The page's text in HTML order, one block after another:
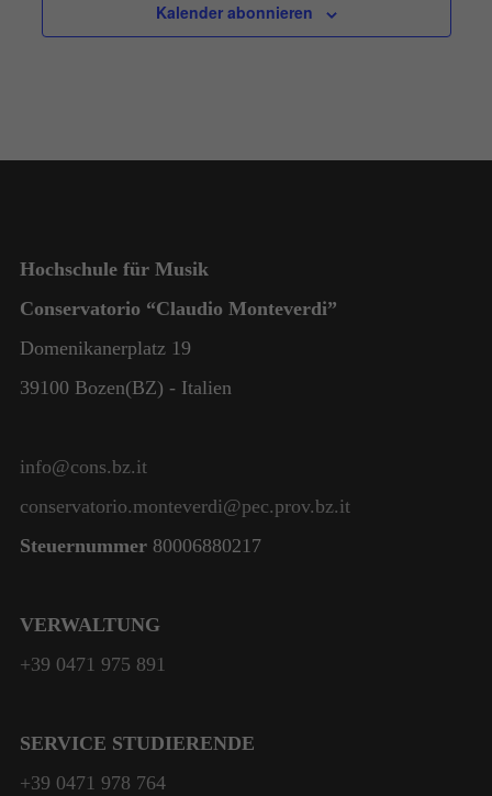
Kalender abonnieren
Hochschule für Musik
Conservatorio “Claudio Monteverdi”
Domenikanerplatz 19
39100 Bozen(BZ) - Italien
info@cons.bz.it
conservatorio.monteverdi@pec.prov.bz.it
Steuernummer 80006880217
VERWALTUNG
+39 0471 975 891
SERVICE STUDIERENDE
+39 0471 978 764